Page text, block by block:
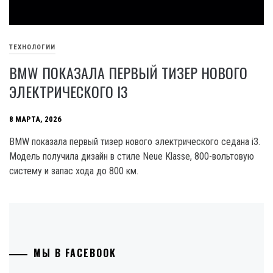
ТЕХНОЛОГИИ
BMW ПОКАЗАЛА ПЕРВЫЙ ТИЗЕР НОВОГО
ЭЛЕКТРИЧЕСКОГО I3
8 МАРТА, 2026
BMW показала первый тизер нового электрического седана i3.
Модель получила дизайн в стиле Neue Klasse, 800-вольтовую
систему и запас хода до 800 км.
МЫ В FACEBOOK